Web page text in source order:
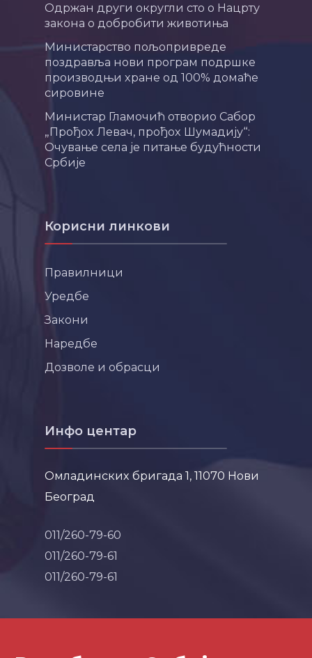
Одржан други округли сто о Нацрту
закона о добробити животиња
Министарство пољопривреде
поздравља нови програм подршке
производњи хране од 100% домаће
сировине
Министар Гламочић отворио Сабор
„Прођох Левач, прођох Шумадију“:
Очување села је питање будућности
Србије
Корисни линкови
Правилници
Уредбе
Закони
Наредбе
Дозволе и обрасци
Инфо центар
Омладинских бригада 1, 11070 Нови
Београд
011/260-79-60
011/260-79-61
011/260-79-61